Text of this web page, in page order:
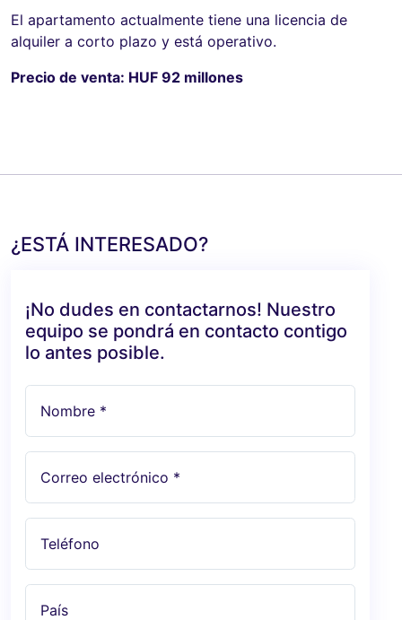
El apartamento actualmente tiene una licencia de
alquiler a corto plazo y está operativo.
Precio de venta: HUF 92 millones
¿ESTÁ INTERESADO?
¡No dudes en contactarnos! Nuestro
equipo se pondrá en contacto contigo
lo antes posible.
Nombre *
Correo electrónico *
Teléfono
País